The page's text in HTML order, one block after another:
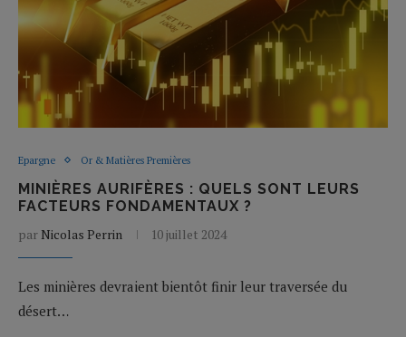
Epargne Or & Matières Premières
MINIÈRES AURIFÈRES : QUELS SONT LEURS
FACTEURS FONDAMENTAUX ?
par Nicolas Perrin 10 juillet 2024
Les minières devraient bientôt finir leur traversée du
désert…